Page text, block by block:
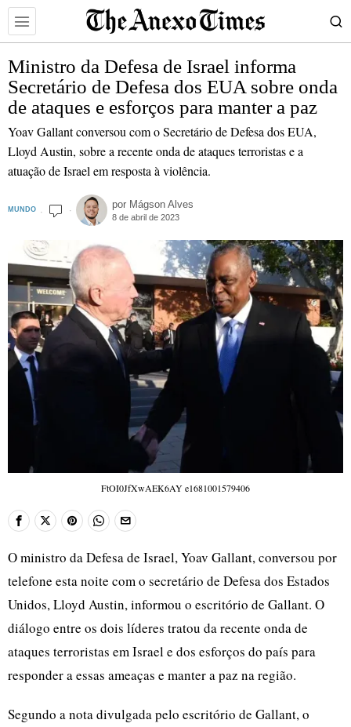
Ministro da Defesa de Israel informa
Secretário de Defesa dos EUA sobre onda
de ataques e esforços para manter a paz
Yoav Gallant conversou com o Secretário de Defesa dos EUA,
Lloyd Austin, sobre a recente onda de ataques terroristas e a
atuação de Israel em resposta à violência.
MUNDO por Mágson Alves
8 de abril de 2023
FtOI0JfXwAEK6AY e1681001579406
O ministro da Defesa de Israel, Yoav Gallant, conversou por
telefone esta noite com o secretário de Defesa dos Estados
Unidos, Lloyd Austin, informou o escritório de Gallant. O
diálogo entre os dois líderes tratou da recente onda de
ataques terroristas em Israel e dos esforços do país para
responder a essas ameaças e manter a paz na região.
Segundo a nota divulgada pelo escritório de Gallant, o